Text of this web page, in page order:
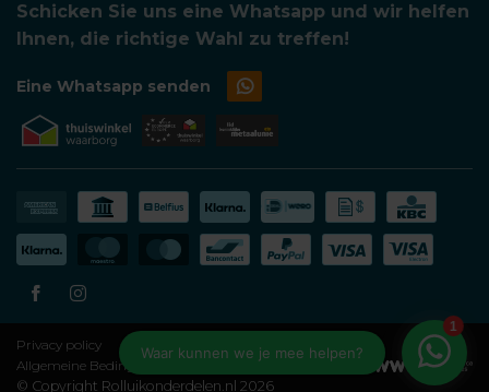
Schicken Sie uns eine Whatsapp und wir helfen
Ihnen, die richtige Wahl zu treffen!
Eine Whatsapp senden
Privacy policy
Allgemeine Bedingungen und Konditionen
© Copyright Rolluikonderdelen.nl 2026